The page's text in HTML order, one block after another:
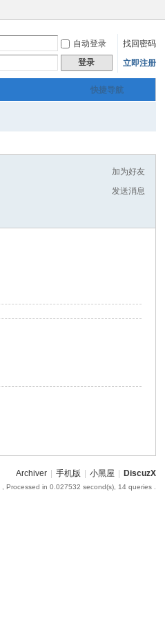
自动登录
找回密码
登录 立即注册
快捷导航
加为好友
发送消息
Archiver 手机版 小黑屋 DiscuzX
, Processed in 0.027532 second(s), 14 queries .